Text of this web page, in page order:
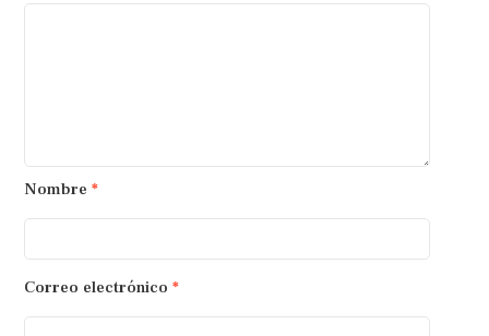
Nombre *
Correo electrónico *